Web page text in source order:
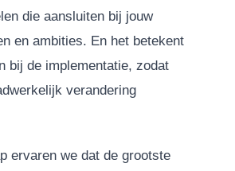
die aansluiten bij jouw
en ambities. En het betekent
bij de implementatie, zodat
verandering
ervaren we dat de grootste